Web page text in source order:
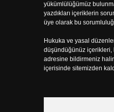
yükümlülüğümüz
yazdıkları içeriklerin
üye olarak bu
Hukuka ve yasal
düşündüğünüz içerikleri,
adresine bildirmeniz
içerisinde sitemizden